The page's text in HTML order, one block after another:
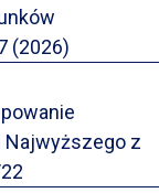
(2026)
Najwyższego z